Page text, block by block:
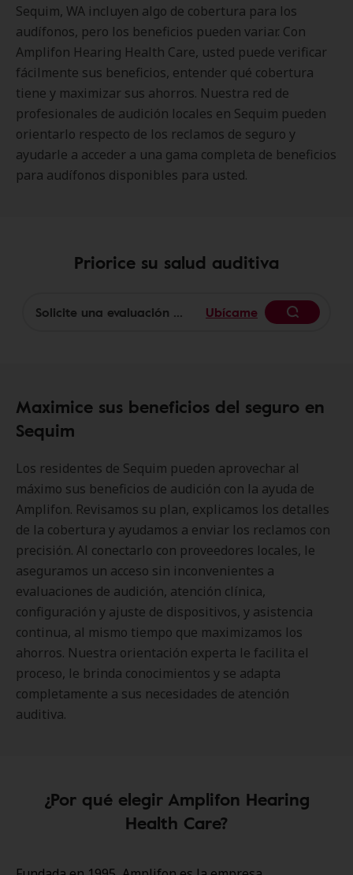
Sequim, WA incluyen algo de cobertura para los
audífonos, pero los beneficios pueden variar. Con
Amplifon Hearing Health Care, usted puede verificar
fácilmente sus beneficios, entender qué cobertura
tiene y maximizar sus ahorros. Nuestra red de
profesionales de audición locales en Sequim pueden
orientarlo respecto de los reclamos de seguro y
ayudarle a acceder a una gama completa de beneficios
para audífonos disponibles para usted.
Priorice su salud auditiva
Ubícame
Maximice sus beneficios del seguro en
Sequim
Los residentes de Sequim pueden aprovechar al
máximo sus beneficios de audición con la ayuda de
Amplifon. Revisamos su plan, explicamos los detalles
de la cobertura y ayudamos a enviar los reclamos con
precisión. Al conectarlo con proveedores locales, le
aseguramos un acceso sin inconvenientes a
evaluaciones de audición, atención clínica,
configuración y ajuste de dispositivos, y asistencia
continua, al mismo tiempo que maximizamos los
ahorros. Nuestra orientación experta le facilita el
proceso, le brinda conocimientos y se adapta
completamente a sus necesidades de atención
auditiva.
¿Por qué elegir Amplifon Hearing
Health Care?